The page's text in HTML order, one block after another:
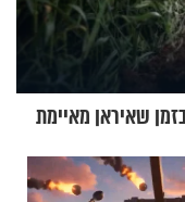
שאיראן מאיימת